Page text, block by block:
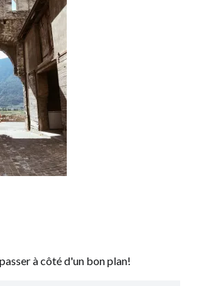
à côté d'un bon plan!